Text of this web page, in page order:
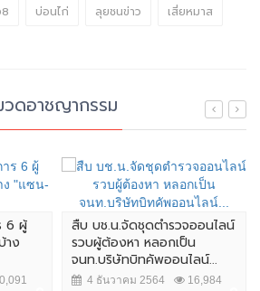
บ่อนไก่ ลุยชนข่าว
เสี่ยหมาส
ดอาชญากรรม
6 ผู้
าง
สืบ บช.น.จัดชุดตำรวจออนไลน์
รวบผู้ต้องหา หลอกเป็น
จนท.บริษัทบิทคัพออนไลน์...
4 ธันวาคม 2564 16,984